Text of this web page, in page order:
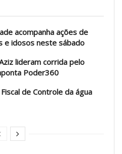
acompanha ações de
e idosos neste sábado
lideram corrida pelo
Poder360
de Controle da água